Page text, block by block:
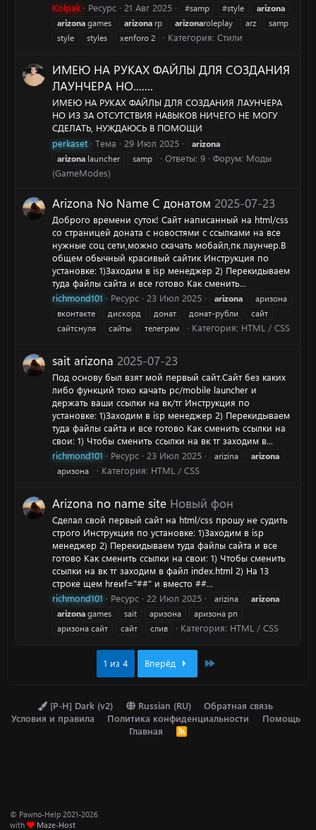
Kolpak
Ресурс 21 Авг 2025 #samp #style
arizona
arizonagames arizona rp arizonaroleplay arz
samp
style
styles xenforo 2 Категория: Стили
ИМЕЮ НА РУКАХ ФАЙЛЫ ДЛЯ СОЗДАНИЯ
ЛАУНЧЕРА НО.......
ИМЕЮ НА РУКАХ ФАЙЛЫ ДЛЯ СОЗДАНИЯ ЛАУНЧЕРА
НО ИЗ ЗА ОТСУТСТВИЯ НАВЫКОВ НИЧЕГО НЕ МОГУ
СДЕЛАТЬ, НУЖДАЮСЬ В ПОМОЩИ
perkaset
Тема 29 Июл 2025
arizona
arizona launcher samp Ответы: 9 Форум: Моды
(GameModes)
Arizona No Name С донатом 2025-07-23
Доброго времени суток! Сайт написанный на html/css
со страницей доната с новостями с ссылками на все
нужные соц сети,можно скачать мобайл,пк лаунчер.В
общем обычный красивый сайтик Инструкция по
установке: 1)Заходим в isp менеджер 2) Перекидываем
туда файлы сайта и все готово Как сменить...
richmond101
Ресурс 23 Июл 2025 arizona
аризона
вконтакте
дискорд донат донат-рубли
сайт
сайтснуля
сайты телеграм Категория: HTML / CSS
sait arizona 2025-07-23
Под основу был взят мой первый сайт.Сайт без каких
либо функций токо качать pc/mobile launcher и
держать ваши ссылки на вк/тг Инструкция по
установке: 1)Заходим в isp менеджер 2) Перекидываем
туда файлы сайта и все готово Как сменить ссылки на
свои: 1) Чтобы сменить ссылки на вк тг заходим в...
richmond101
Ресурс 23 Июл 2025 arizina
arizona
аризона
Категория: HTML / CSS
Arizona no name site Новый фон
Сделал свой первый сайт на html/css прошу не судить
строго Инструкция по установке: 1)Заходим в isp
менеджер 2) Перекидываем туда файлы сайта и все
готово Как сменить ссылки на свои: 1) Чтобы сменить
ссылки на вк тг заходим в файл index.html 2) На 13
строке щем hreиf="##" и вместо ##...
richmond101
Ресурс 22 Июл 2025 arizina
arizona
arizonagames sait аризона
аризона рп
аризона сайт
сайт слив Категория: HTML / CSS
1 из 4 Вперёд
[P-H] Dark (v2) Russian (RU)
Обратная связь
Условия и правила
Политика конфиденциальности
Помощь
Главная
R
© Pawno-Help 2021-2026
with
Maze-Host